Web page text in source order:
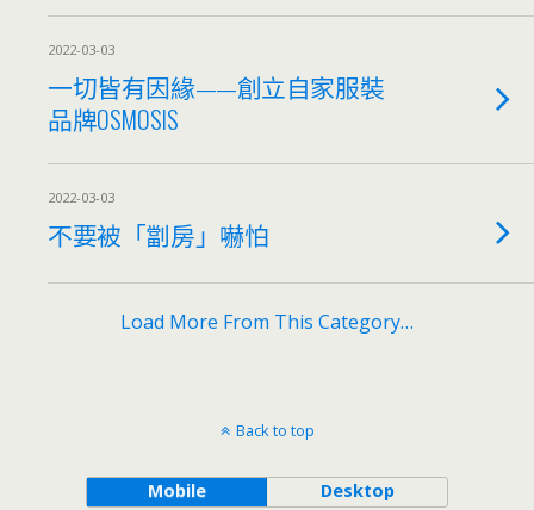
2022-03-03
一切皆有因緣——創立自家服裝
品牌OSMOSIS
2022-03-03
不要被「劏房」嚇怕
Load More From This Category…
Back to top
Mobile Desktop